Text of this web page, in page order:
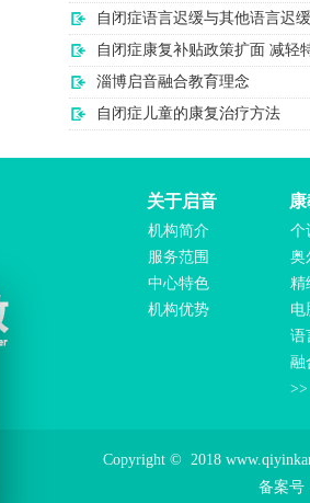
自闭症语言迟缓与其他语言迟
自闭症康复补贴政策扩面 减轻
淄博启音融合教育理念
自闭症儿童的康复治疗方法
关于启音
机构简介
服务范围
中心特色
机构优势
个
奥
精
电
语
融
Copyright © 2018
备案号